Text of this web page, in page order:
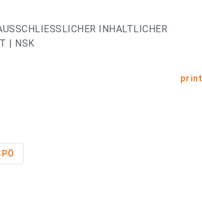
INHALTLICHER
| NSK
print